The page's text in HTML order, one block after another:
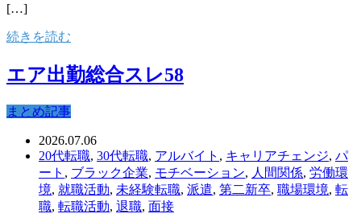
[…]
続きを読む
エア出勤総合スレ58
まとめ記事
2026.07.06
20代転職, 30代転職, アルバイト , キャリアチェンジ, パ
ート , ブラック企業, モチベーション, 人間関係, 労働環
境, 就職活動, 未経験転職, 派遣, 第二新卒, 職場環境, 転
職, 転職活動, 退職, 面接